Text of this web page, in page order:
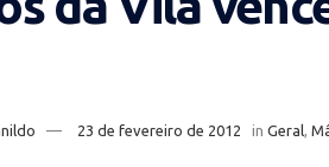
23 de fevereiro de 2012 in Geral